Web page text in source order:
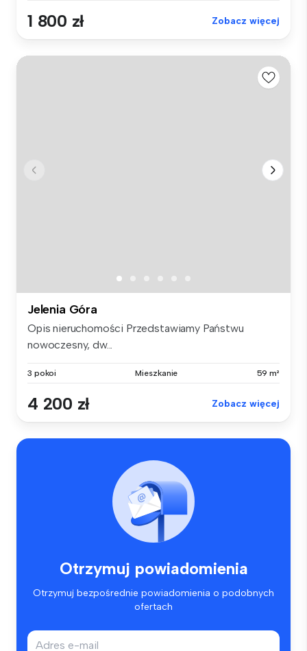
1 800 zł Zobacz więcej
Jelenia Góra
Opis nieruchomości Przedstawiamy Państwu
nowoczesny, dw...
3 pokoi Mieszkanie 59 m²
4 200 zł Zobacz więcej
Otrzymuj powiadomienia
Otrzymuj bezpośrednie powiadomienia o podobnych
ofertach